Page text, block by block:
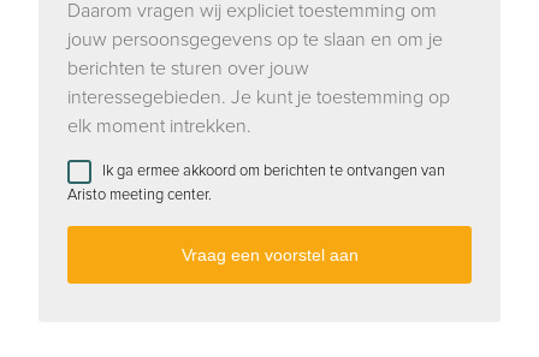
Daarom vragen wij expliciet toestemming om
jouw persoonsgegevens op te slaan en om je
berichten te sturen over jouw
interessegebieden. Je kunt je toestemming op
elk moment intrekken.
Ik ga ermee akkoord om berichten te ontvangen van
Aristo meeting center.